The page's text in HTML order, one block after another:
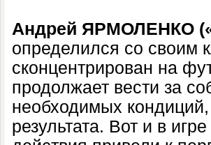
Андрей ЯРМОЛЕНКО
определился со своим
сконцентрирован на
продолжает вести за
необходимых
результата. Вот и в